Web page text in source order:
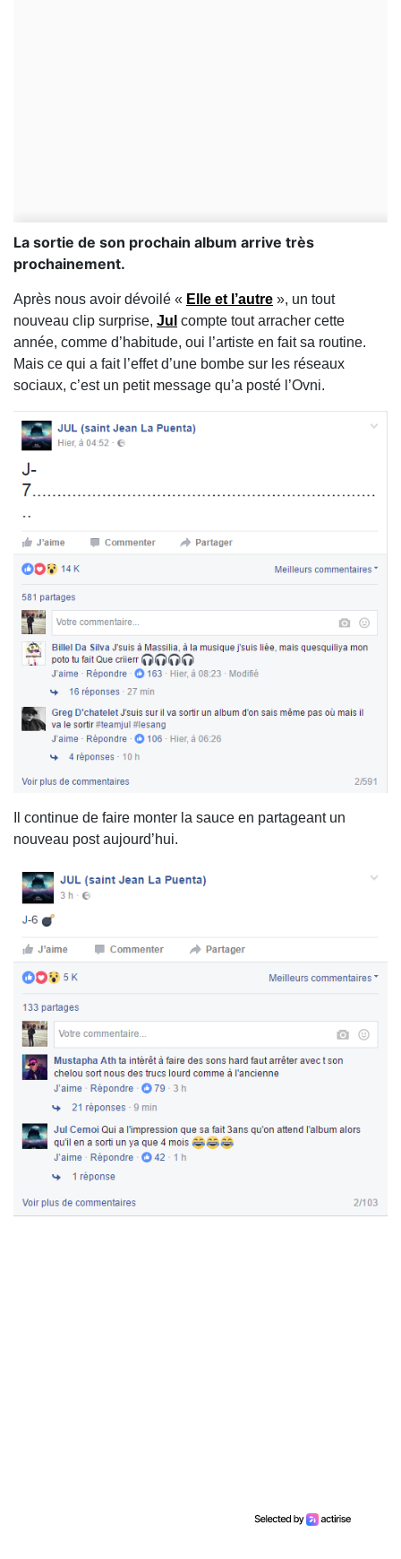
La sortie de son prochain album arrive très
prochainement.
Après nous avoir dévoilé « Elle et l’autre », un tout
nouveau clip surprise, Jul compte tout arracher cette
année, comme d’habitude, oui l’artiste en fait sa routine.
Mais ce qui a fait l’effet d’une bombe sur les réseaux
sociaux, c’est un petit message qu’a posté l’Ovni.
Il continue de faire monter la sauce en partageant un
nouveau post aujourd’hui.